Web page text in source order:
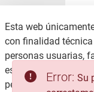
Esta web
con finalidad
personas usuarias,
estadísticas de uso,
personales.
Error: Su